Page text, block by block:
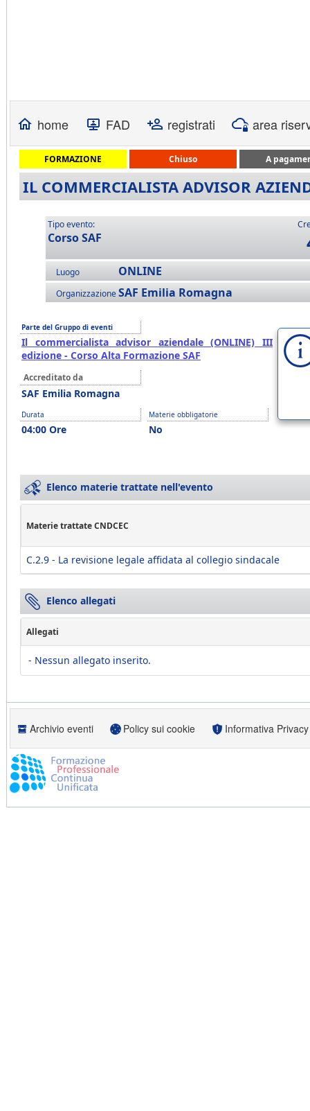
home FAD registrati area
FORMAZIONE Chiuso A
IL COMMERCIALISTA ADVISOR
Tipo evento:
Corso SAF
Luogo ONLINE
OrganizzazioneSAF Emilia Romagna
Parte del Gruppo di eventi
Il commercialista advisor aziendale (ONLINE) III
edizione - Corso Alta Formazione SAF
Accreditato da
SAF Emilia Romagna
Durata
04:00 Ore
Materie obbligatorie
No
Elenco materie trattate nell'evento
Materie trattate CNDCEC
C.2.9 - La revisione legale affidata al collegio sindacale
Elenco allegati
Allegati
- Nessun allegato inserito.
Archivio eventi Policy sui cookie Informativa Privacy